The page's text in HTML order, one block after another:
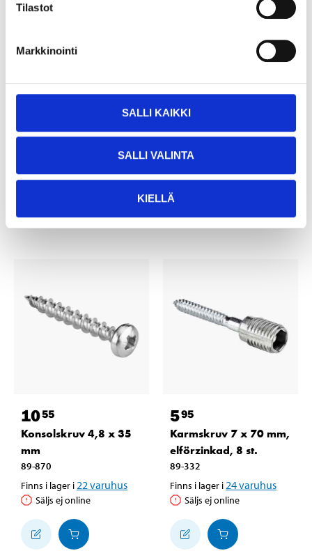
Tilastot
Markkinointi
SALLI KAIKKI
SALLI VALINTA
KIELLÄ
695
Karmskruv 7 x 90 mm,
89-333
varuhus
Säljs ej online
655
Karmskruv, 10 st. 90
89-873
Finns i lager i
Säljs ej online
1055
Konsolskruv 4,8 x 35
mm
89-870
Finns i lager i 22 varuhus
Säljs ej online
595
Karmskruv 7 x 70 mm,
elförzinkad, 8 st.
89-332
Finns i lager i 24varuhus
Säljs ej online